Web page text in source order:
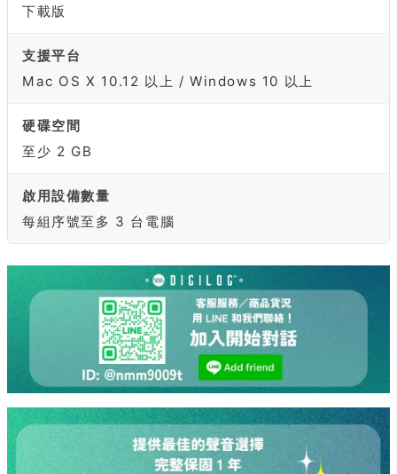
下載版
支援平台
Mac OS X 10.12 以上 / Windows 10 以上
硬碟空間
至少 2 GB
啟用設備數量
每組序號至多 3 台電腦